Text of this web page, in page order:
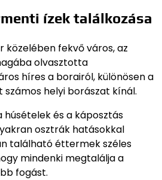
ízek találkozása
közelében fekvő város, az
olvasztotta
híres a borairól, különösen a
helyi borászat kínál.
és a káposztás
osztrák hatásokkal
található éttermek széles
mindenki megtalálja a
fogást.